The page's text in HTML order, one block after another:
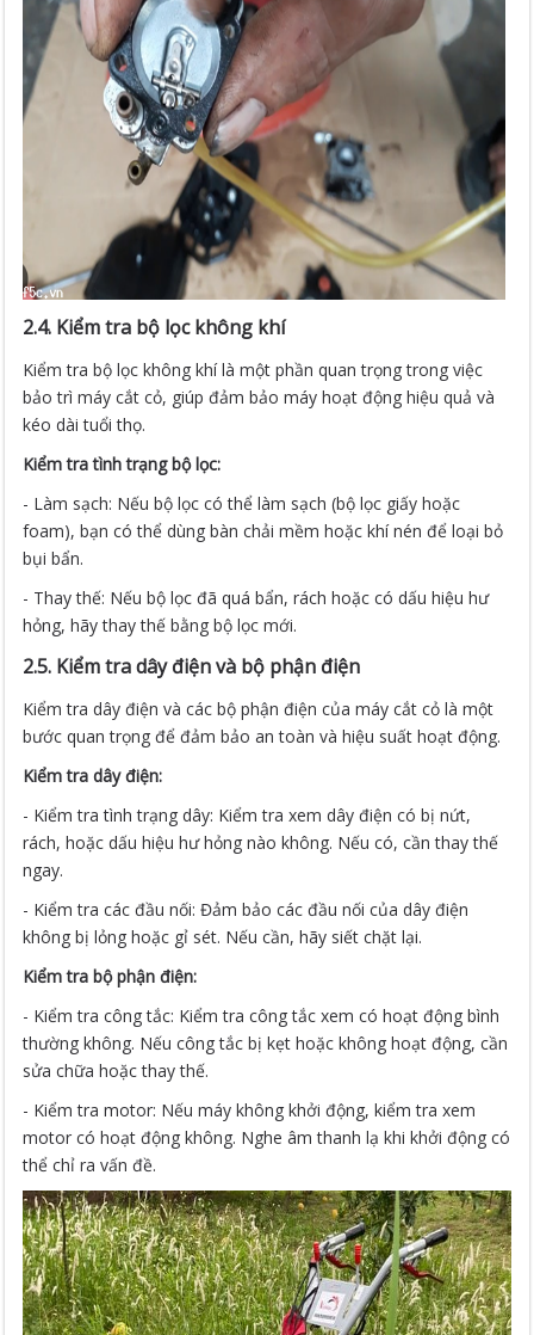
2.4. Kiểm tra bộ lọc không khí
Kiểm tra bộ lọc không khí là một phần quan trọng trong việc
bảo trì máy cắt cỏ, giúp đảm bảo máy hoạt động hiệu quả và
kéo dài tuổi thọ.
Kiểm tra tình trạng bộ lọc:
- Làm sạch: Nếu bộ lọc có thể làm sạch (bộ lọc giấy hoặc
foam), bạn có thể dùng bàn chải mềm hoặc khí nén để loại bỏ
bụi bẩn.
- Thay thế: Nếu bộ lọc đã quá bẩn, rách hoặc có dấu hiệu hư
hỏng, hãy thay thế bằng bộ lọc mới.
2.5. Kiểm tra dây điện và bộ phận điện
Kiểm tra dây điện và các bộ phận điện của máy cắt cỏ là một
bước quan trọng để đảm bảo an toàn và hiệu suất hoạt động.
Kiểm tra dây điện:
- Kiểm tra tình trạng dây: Kiểm tra xem dây điện có bị nứt,
rách, hoặc dấu hiệu hư hỏng nào không. Nếu có, cần thay thế
ngay.
- Kiểm tra các đầu nối: Đảm bảo các đầu nối của dây điện
không bị lỏng hoặc gỉ sét. Nếu cần, hãy siết chặt lại.
Kiểm tra bộ phận điện:
- Kiểm tra công tắc: Kiểm tra công tắc xem có hoạt động bình
thường không. Nếu công tắc bị kẹt hoặc không hoạt động, cần
sửa chữa hoặc thay thế.
- Kiểm tra motor: Nếu máy không khởi động, kiểm tra xem
motor có hoạt động không. Nghe âm thanh lạ khi khởi động có
thể chỉ ra vấn đề.